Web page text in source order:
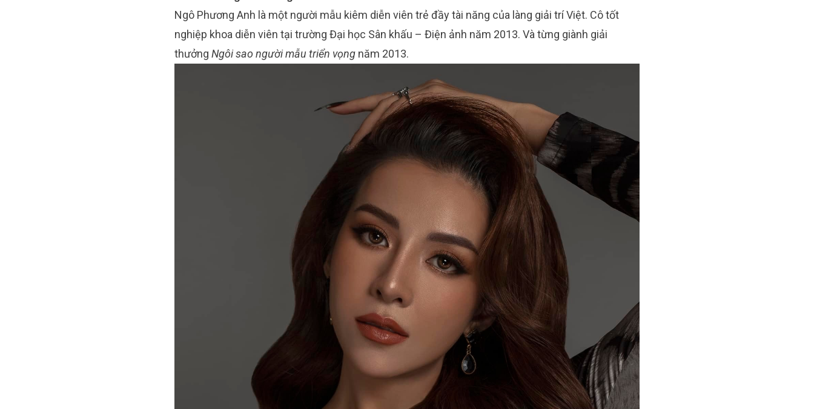
Ngô Phương Anh là một người mẫu kiêm diễn viên trẻ đầy tài năng của làng giải trí Việt. Cô tốt
nghiệp khoa diễn viên tại trường Đại học Sân khấu – Điện ảnh năm 2013. Và từng giành giải
thưởng Ngôi sao người mẫu triển vọng năm 2013.